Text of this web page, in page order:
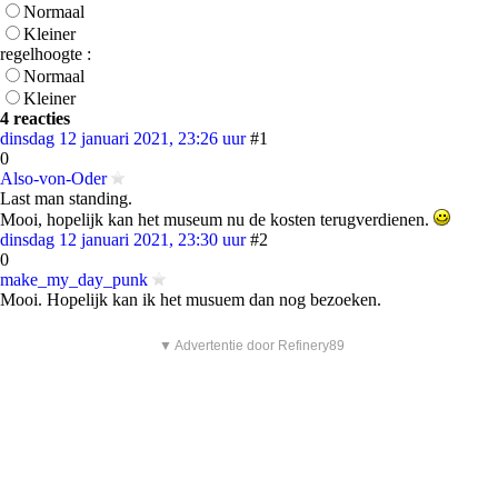
Normaal
Kleiner
regelhoogte :
Normaal
Kleiner
4 reacties
dinsdag 12 januari 2021, 23:26 uur #1
0
Also-von-Oder
Last man standing.
Mooi, hopelijk kan het museum nu de kosten terugverdienen.
dinsdag 12 januari 2021, 23:30 uur #2
0
make_my_day_punk
Mooi. Hopelijk kan ik het musuem dan nog bezoeken.
▼ Advertentie door Refinery89